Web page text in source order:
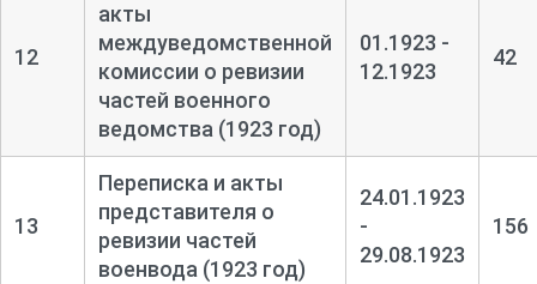
12
акты
междуведомственной
комиссии о ревизии
частей военного
ведомства (1923 год)
01.1923 -
12.1923
42
13
Переписка и акты
представителя о
ревизии частей
военвода (1923 год)
24.01.1923
-
29.08.1923
156